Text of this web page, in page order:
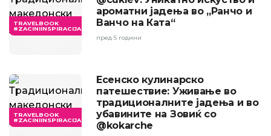
TRAVELBOOK
#ZACINIINSPIRACIJA
ароматни јадења во „Ранчо и
Ванчо на Ката“
пред 5 години
TRAVELBOOK
#ZACINIINSPIRACIJA
Есенско кулинарско
патешествие: Уживање во
традиционалните јадења и во
убавините на Зовиќ со
@kokarche